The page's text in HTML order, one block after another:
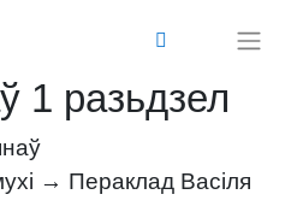
1 разьдзел
→ Пераклад Васіля